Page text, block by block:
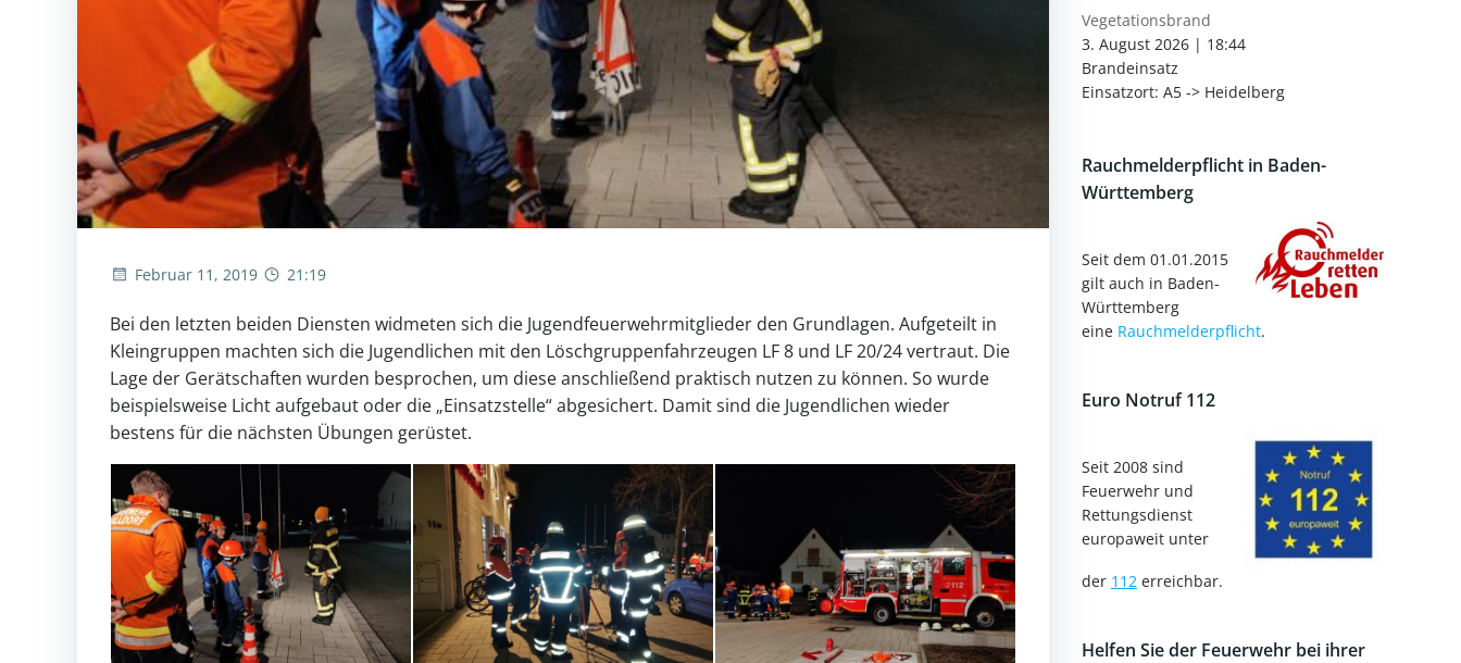
Februar 11, 2019 21:19
Bei den letzten beiden Diensten widmeten sich die Jugendfeuerwehrmitglieder den Grundlagen. Aufgeteilt in
Kleingruppen machten sich die Jugendlichen mit den Löschgruppenfahrzeugen LF 8 und LF 20/24 vertraut. Die
Lage der Gerätschaften wurden besprochen, um diese anschließend praktisch nutzen zu können. So wurde
beispielsweise Licht aufgebaut oder die „Einsatzstelle“ abgesichert. Damit sind die Jugendlichen wieder
bestens für die nächsten Übungen gerüstet.
Vegetationsbrand
3. August 2026 | 18:44
Brandeinsatz
Einsatzort: A5 -> Heidelberg
Rauchmelderpflicht in Baden-
Württemberg
Seit dem 01.01.2015
gilt auch in Baden-
Württemberg
eine Rauchmelderpflicht.
Euro Notruf 112
Seit 2008 sind
Feuerwehr und
Rettungsdienst
europaweit unter
der 112 erreichbar.
Helfen Sie der Feuerwehr bei ihrer